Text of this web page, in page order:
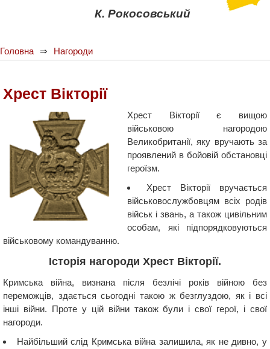
К. Рокосовський
Головна Нагороди
Хрест Вікторії
Хрест Вікторії є вищою
військовою нагородою
Великобританії, яку вручають за
проявлений в бойовій обстановці
героїзм.
Хрест Вікторії вручається
військовослужбовцям всіх родів
військ і звань, а також цивільним
особам, які підпорядковуються
військовому командуванню.
Історія нагороди Хрест Вікторії.
Кримська війна, визнана після безлічі років війною без
переможців, здається сьогодні такою ж безглуздою, як і всі
інші війни. Проте у цій війни також були і свої герої, і свої
нагороди.
Найбільший слід Кримська війна залишила, як не дивно, у